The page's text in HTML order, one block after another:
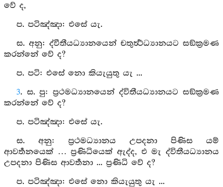
වේ ද,
ප. පටිඤ්‍ඤා: එසේ යැ.
ස. අනු: ද්වීතීයධ්‍යානයෙන් චතුර්‍ත්‍ථධ්‍යානයට සඞ්ක්‍රමණ
කරන්නේ වේ ද?
ප. පටි: එසේ නො කියැයුතු යැ ...
3. ස. පු: ප්‍රථමධ්‍යානයෙන් ද්විතීයධ්‍යානයට සඞ්ක්‍රමණ
කරන්නේ වේ ද?
ප. පටිඤ්‍ඤා: එසේ යැ.
ස. අනු: ප්‍රථමධ්‍යානය උපදනා පිණිස යම්
ආවර්‍තනයෙක් … ප්‍රණිධියෙක් ඇද්ද, එ මැ ද්විතීයධ්‍යානය
උපදනා පිණිස ආවර්‍තනා ... ප්‍රණිධි වේ ද?
ප. පටිඤ්‍ඤා: එසේ නො කියැයුතු යැ ...